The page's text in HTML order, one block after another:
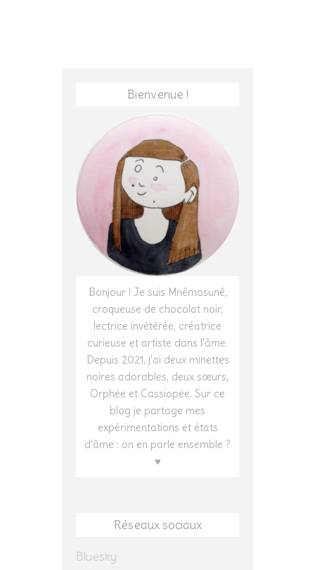
Bienvenue !
Bonjour ! Je suis Mnêmosunê,
croqueuse de chocolat noir,
lectrice invétérée, créatrice
curieuse et artiste dans l'âme.
Depuis 2021, j'ai deux minettes
noires adorables, deux sœurs,
Orphée et Cassiopée. Sur ce
blog je partage mes
expérimentations et états
d'âme : on en parle ensemble ?
♥
Réseaux sociaux
Bluesky